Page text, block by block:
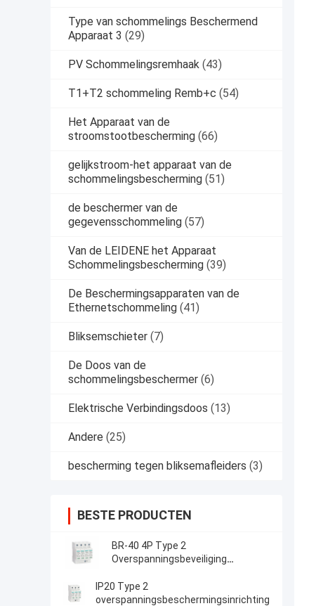
Type van schommelings Beschermend
Apparaat 3 (29)
PV Schommelingsremhaak (43)
T1+T2 schommeling Remb+c (54)
Het Apparaat van de
stroomstootbescherming (66)
gelijkstroom-het apparaat van de
schommelingsbescherming (51)
de beschermer van de
gegevensschommeling (57)
Van de LEIDENE het Apparaat
Schommelingsbescherming (39)
De Beschermingsapparaten van de
Ethernetschommeling (41)
Bliksemschieter (7)
De Doos van de
schommelingsbeschermer (6)
Elektrische Verbindingsdoos (13)
Andere (25)
bescherming tegen bliksemafleiders (3)
BESTE PRODUCTEN
BR-40 4P Type 2
Overspanningsbeveiliging
bliksembeveiliging
overspanningsbeveiliging
IP20 Type 2
overspanningsbeschermingsinrichting